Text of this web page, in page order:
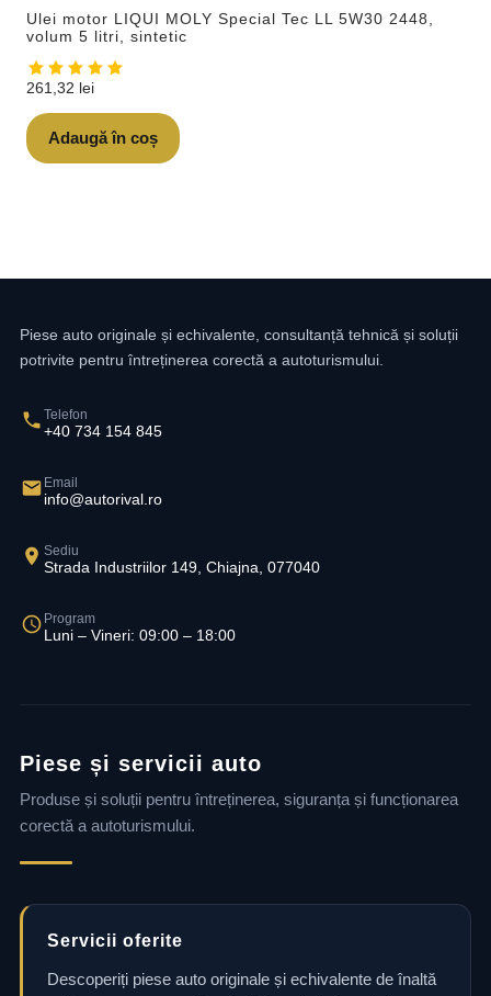
Ulei motor LIQUI MOLY Special Tec LL 5W30 2448,
volum 5 litri, sintetic
261,32 lei
Adaugă în coș
Piese auto originale și echivalente, consultanță tehnică și soluții
potrivite pentru întreținerea corectă a autoturismului.
Telefon
+40 734 154 845
Email
info@autorival.ro
Sediu
Strada Industriilor 149, Chiajna, 077040
Program
Luni – Vineri: 09:00 – 18:00
Piese și servicii auto
Produse și soluții pentru întreținerea, siguranța și funcționarea
corectă a autoturismului.
Servicii oferite
Descoperiți piese auto originale și echivalente de înaltă